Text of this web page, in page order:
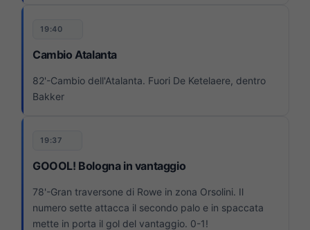
19:40
Cambio Atalanta
82'-Cambio dell'Atalanta. Fuori De Ketelaere, dentro
Bakker
19:37
GOOOL! Bologna in vantaggio
78'-Gran traversone di Rowe in zona Orsolini. Il
numero sette attacca il secondo palo e in spaccata
mette in porta il gol del vantaggio. 0-1!